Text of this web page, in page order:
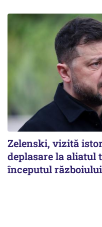
Zelenski, vizită
deplasare la aliatul
începutul războiului